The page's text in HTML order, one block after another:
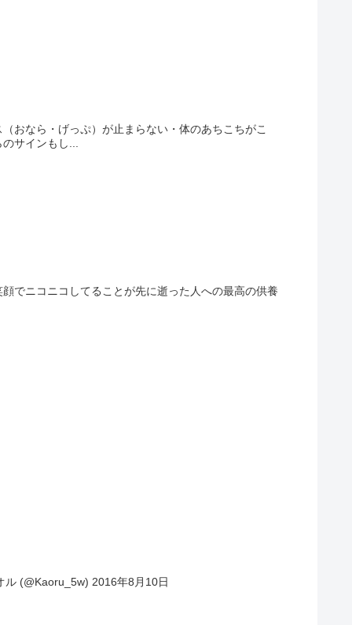
おなら・げっぷ）が止まらない・体のあちこちがこ
サインもし...
でニコニコしてることが先に逝った人への最高の供養
(@Kaoru_5w) 2016年8月10日